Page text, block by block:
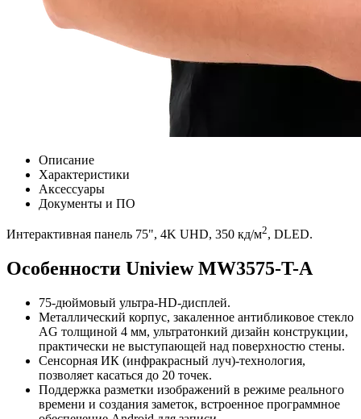
Описание
Характеристики
Аксессуары
Документы и ПО
Интерактивная панель 75", 4K UHD, 350 кд/м2, DLED.
Особенности Uniview MW3575-T-A
75-дюймовый ультра-HD-дисплей.
Металлический корпус, закаленное антибликовое стекло
AG толщиной 4 мм, ультратонкий дизайн конструкции,
практически не выступающей над поверхностю стены.
Сенсорная ИК (инфракрасный луч)-технология,
позволяет касаться до 20 точек.
Поддержка разметки изображений в режиме реального
времени и создания заметок, встроенное программное